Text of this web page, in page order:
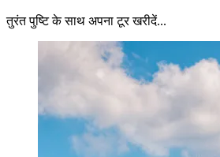
तुरंत पुष्टि के साथ अपना टूर खरीदें...